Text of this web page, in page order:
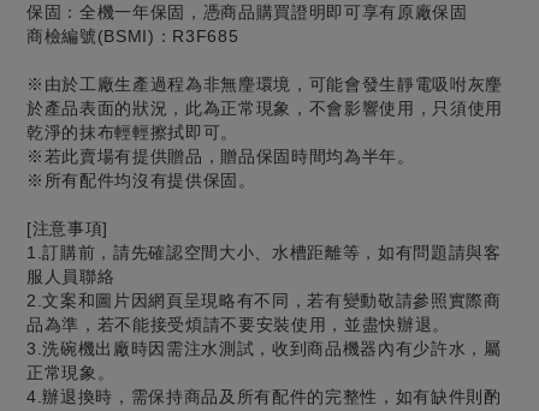
保固：全機一年保固，憑商品購買證明即可享有原廠保固
商檢編號(BSMI)：R3F685
※由於工廠生產過程為非無麈環境，可能會發生靜電吸咐灰麈
於產品表面的狀況，此為正常現象，不會影響使用，只須使用
乾淨的抹布輕輕擦拭即可。
※若此賣場有提供贈品，贈品保固時間均為半年。
※所有配件均沒有提供保固。
[注意事項]
1.訂購前，請先確認空間大小、水槽距離等，如有問題請與客
服人員聯絡
2.文案和圖片因網頁呈現略有不同，若有變動敬請參照實際商
品為準，若不能接受煩請不要安裝使用，並盡快辦退。
3.洗碗機出廠時因需注水測試，收到商品機器內有少許水，屬
正常現象。
4.辦退換時，需保持商品及所有配件的完整性，如有缺件則酌